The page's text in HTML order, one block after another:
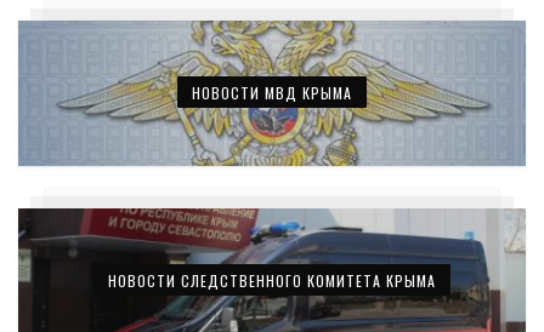
НОВОСТИ МВД КРЫМА
НОВОСТИ СЛЕДСТВЕННОГО КОМИТЕТА КРЫМА